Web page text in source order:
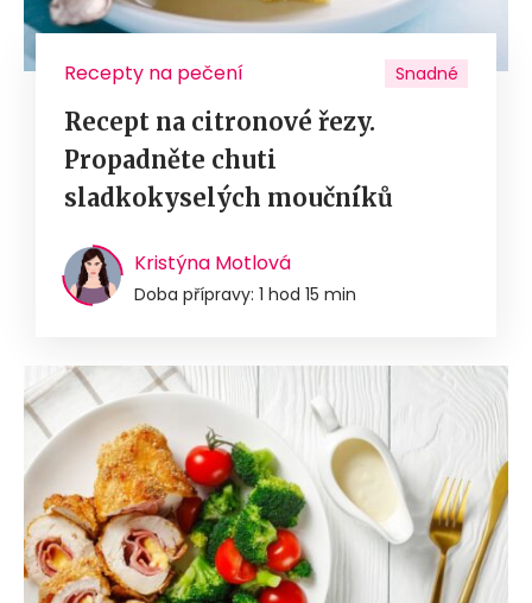
Recepty na pečení Snadné
Recept na citronové řezy.
Propadněte chuti
sladkokyselých moučníků
Kristýna Motlová
Doba přípravy: 1 hod 15 min